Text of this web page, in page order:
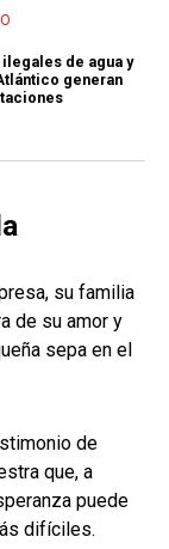
de agua y
generan
su familia
de su amor y
sepa en el
de
que, a
puede
difíciles.